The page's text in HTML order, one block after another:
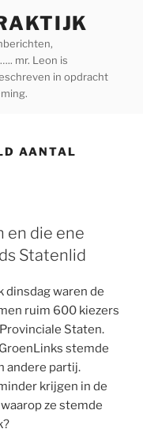
mr. Leon is
in opdracht
AANTAL
en die ene
Statenlid
dinsdag waren de
ruim 600 kiezers
Staten.
stemde
andere partij.
krijgen in de
ze stemde